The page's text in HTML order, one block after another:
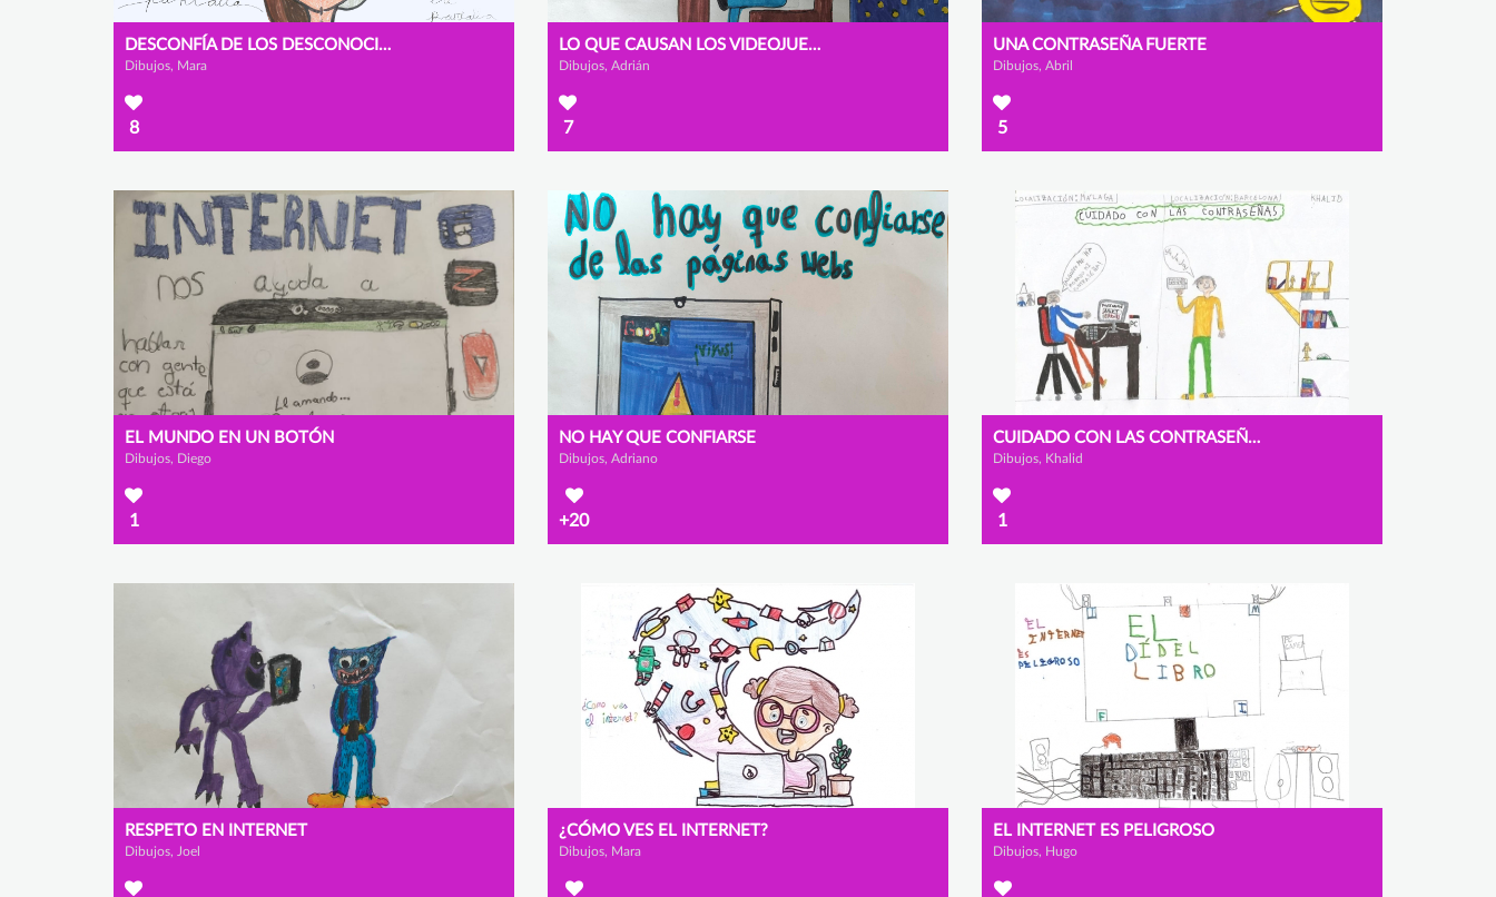
DESCONFÍA DE LOS DESCONOCIDOS
Dibujos, Mara
8
LO QUE CAUSAN LOS VIDEOJUEGOS EN INTERNET
Dibujos, Adrián
7
UNA CONTRASEÑA FUERTE
Dibujos, Abril
5
EL MUNDO EN UN BOTÓN
Dibujos, Diego
1
NO HAY QUE CONFIARSE
Dibujos, Adriano
+20
CUIDADO CON LAS CONTRASEÑAS
Dibujos, Khalid
1
RESPETO EN INTERNET
Dibujos, Joel
¿CÓMO VES EL INTERNET?
Dibujos, Mara
EL INTERNET ES PELIGROSO
Dibujos, Hugo